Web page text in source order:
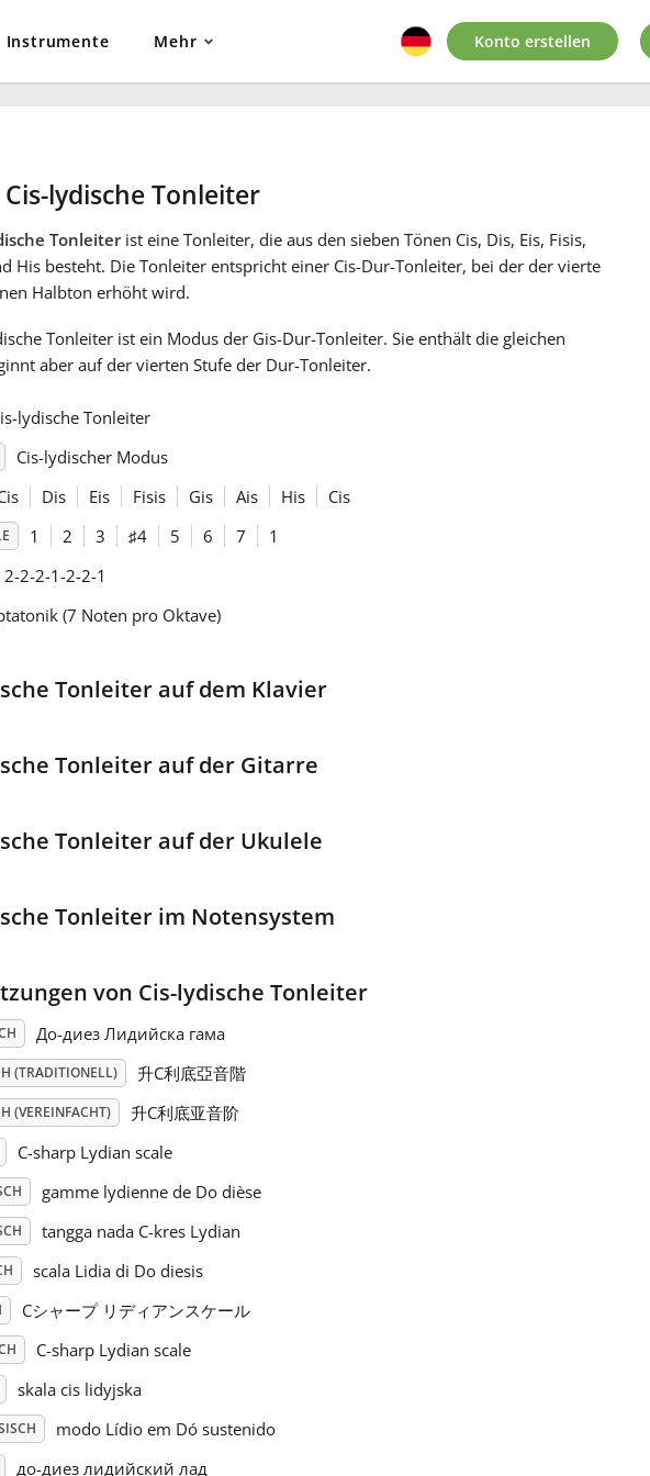
Instrumente Mehr Konto erstellen
Cis-lydische Tonleiter
Tonleiterist eine Tonleiter, die aus den sieben Tönen Cis, Dis, Eis, Fisis,
His besteht. Die Tonleiter entspricht einer Cis-Dur-Tonleiter, bei der der vierte
Halbton erhöht wird.
Tonleiter ist ein Modus der Gis-Dur-Tonleiter. Sie enthält die gleichen
aber auf der vierten Stufe der Dur-Tonleiter.
lydische Tonleiter
Cis-lydischer Modus
Dis Eis Fisis Gis Ais His Cis
1 2 3 ♯4 5 6 7 1
2-2-2-1-2-2-1
(7 Noten pro Oktave)
Tonleiter auf dem Klavier
Tonleiter auf der Gitarre
Tonleiter auf der Ukulele
Tonleiter im Notensystem
von Cis-lydische Tonleiter
До-диез Лидийска гама
(TRADITIONELL) 升C利底亞音階
(VEREINFACHT) 升C利底亚音阶
C-sharp Lydian scale
gamme lydienne de Do dièse
tangga nada C-kres Lydian
scala Lidia di Do diesis
Cシャープ リディアンスケール
C-sharp Lydian scale
skala cis lidyjska
modo Lídio em Dó sustenido
до-диез лидийский лад